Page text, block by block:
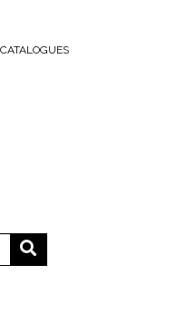
CATALOGUES
SEARCH